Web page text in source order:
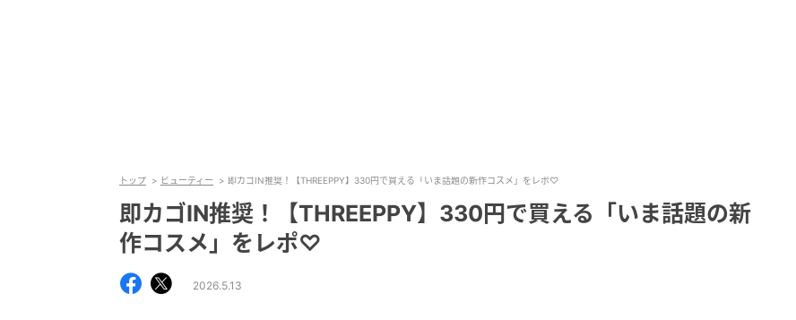
トップ ビューティー 即カゴIN推奨！【THREEPPY】330円で買える「いま話題の新作コスメ」をレポ♡
即カゴIN推奨！【THREEPPY】330円で買える「いま話題の新
作コスメ」をレポ♡
2026.5.13